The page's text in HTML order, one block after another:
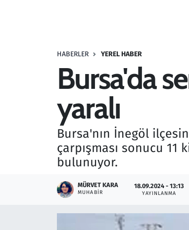
HABERLER YEREL HABER
Bursa'da
yaralı
Bursa'nın İnegöl
çarpışması sonucu 11
bulunuyor.
MÜRVET KARA
MUHABIR
18.09.2024 - 13:13
YAYINLANMA
Seçim 2023
Televizyon